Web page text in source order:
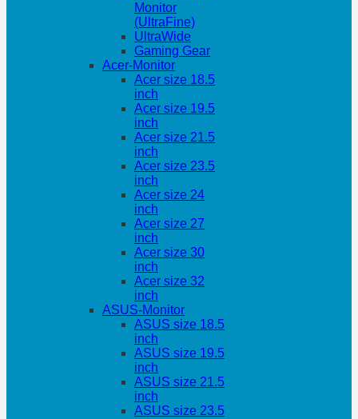
Monitor
(UltraFine)
UltraWide
Gaming Gear
Acer-Monitor
Acer size 18.5
inch
Acer size 19.5
inch
Acer size 21.5
inch
Acer size 23.5
inch
Acer size 24
inch
Acer size 27
inch
Acer size 30
inch
Acer size 32
inch
ASUS-Monitor
ASUS size 18.5
inch
ASUS size 19.5
inch
ASUS size 21.5
inch
ASUS size 23.5